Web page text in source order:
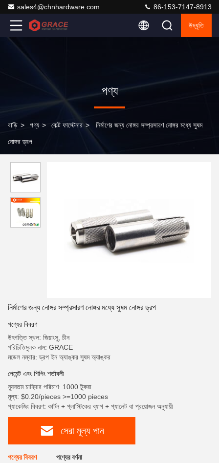
sales4@chnhardware.com 86-153-7147-8913
উদ্ধৃতি
পণ্য
বাড়ি > পণ্য > বোল্ট ফাস্টেনার > নির্মাণের জন্য নোঙ্গর সম্প্রসারণ নোঙ্গর মধ্যে সুষম
নোঙ্গর ড্রপ
নির্মাণের জন্য নোঙ্গর সম্প্রসারণ নোঙ্গর মধ্যে সুষম নোঙ্গর ড্রপ
পণ্যের বিবরণ
উৎপত্তি স্থল: জিয়াংসু, চীন
পরিচিতিমুলক নাম: GRACE
মডেল নম্বার: ড্রপ ইন অ্যাঙ্কর সুষম অ্যাঙ্কর
পেমেন্ট এবং শিপিং শর্তাবলী
ন্যূনতম চাহিদার পরিমাণ: 1000 টুকরা
মূল্য: $0.20/pieces >=1000 pieces
প্যাকেজিং বিবরণ: কার্টন + প্লাস্টিকের ব্যাগ + প্যালেট বা প্রয়োজন অনুযায়ী
সেরা মূল্য পান
পণ্যের বিবরণ পণ্যের বর্ণনা